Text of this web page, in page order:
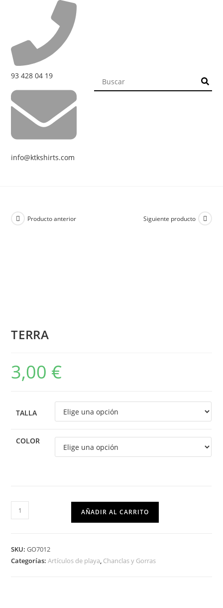
93 428 04 19
info@ktkshirts.com
Producto anterior Siguiente producto
TERRA
3,00 €
TALLA
COLOR
AÑADIR AL CARRITO
SKU:GO7012
Categorías:Artículos de playa, Chanclas y Gorras